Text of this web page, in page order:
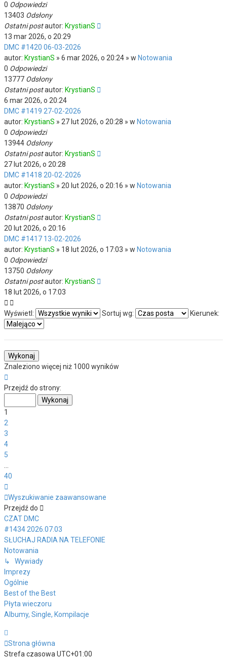
0 Odpowiedzi
13403 Odsłony
Ostatni postautor: KrystianS
13 mar 2026, o 20:29
DMC #1420 06-03-2026
autor: KrystianS » 6 mar 2026, o 20:24 » w Notowania
0 Odpowiedzi
13777 Odsłony
Ostatni postautor: KrystianS
6 mar 2026, o 20:24
DMC #1419 27-02-2026
autor: KrystianS » 27 lut 2026, o 20:28 » w Notowania
0 Odpowiedzi
13944 Odsłony
Ostatni postautor: KrystianS
27 lut 2026, o 20:28
DMC #1418 20-02-2026
autor: KrystianS » 20 lut 2026, o 20:16 » w Notowania
0 Odpowiedzi
13870 Odsłony
Ostatni postautor: KrystianS
20 lut 2026, o 20:16
DMC #1417 13-02-2026
autor: KrystianS » 18 lut 2026, o 17:03 » w Notowania
0 Odpowiedzi
13750 Odsłony
Ostatni postautor: KrystianS
18 lut 2026, o 17:03
Wyświetl: Sortuj wg: Kierunek:
Znaleziono więcej niż 1000 wyników
1
40
Przejdź do strony:
1
2
3
4
5
40
Wyszukiwanie zaawansowane
Przejdź do
CZAT DMC
#1434 2026.07.03
SŁUCHAJ RADIA NA TELEFONIE
Notowania
↳ Wywiady
Imprezy
Ogólnie
Best of the Best
Płyta wieczoru
Albumy, Single, Kompilacje
Strona główna
Strefa czasowa UTC+01:00